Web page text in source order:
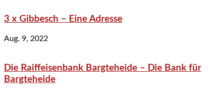
3 x Gibbesch – Eine Adresse
Aug. 9, 2022
Die Raiffeisenbank Bargteheide – Die Bank für
Bargteheide